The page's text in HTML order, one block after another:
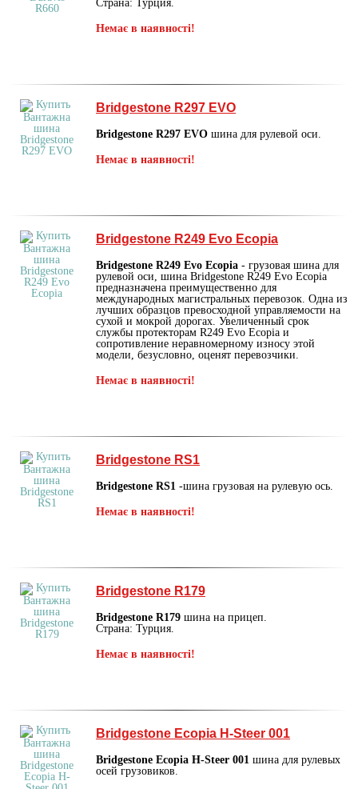
Страна: Турция.
Немає в наявності!
Bridgestone R297 EVO
Bridgestone R297 EVO шина для рулевой оси.
Немає в наявності!
Bridgestone R249 Evo Ecopia
Bridgestone R249 Evo Ecopia - грузовая шина для
рулевой оси, шина Bridgestone R249 Evo Ecopia
предназначена преимущественно для
международных магистральных перевозок. Одна из
лучших образцов превосходной управляемости на
сухой и мокрой дорогах. Увеличенный срок
службы протекторам R249 Evo Ecopia и
сопротивление неравномерному износу этой
модели, безусловно, оценят перевозчики.
Немає в наявності!
Bridgestone RS1
Bridgestone RS1 -шина грузовая на рулевую ось.
Немає в наявності!
Bridgestone R179
Bridgestone R179 шина на прицеп.
Страна: Турция.
Немає в наявності!
Bridgestone Ecopia H-Steer 001
Bridgestone Ecopia H-Steer 001 шина для рулевых
осей грузовиков.